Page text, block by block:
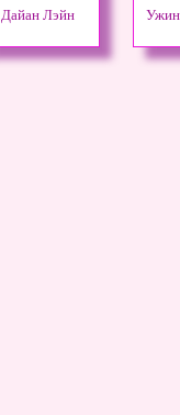
Дайан Лэйн Ужин